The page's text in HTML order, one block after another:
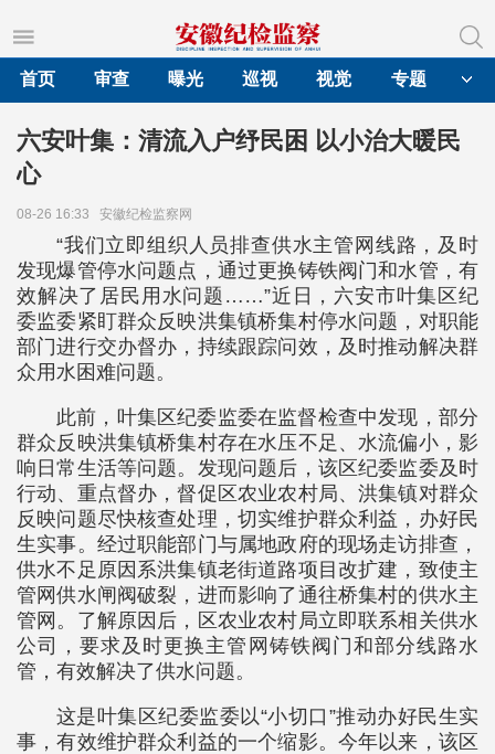
首页
审查 曝光 巡视 视觉 专题
六安叶集：清流入户纾民困 以小治大暖民
心
08-26 16:33 安徽纪检监察网
“我们立即组织人员排查供水主管网线路，及时
发现爆管停水问题点，通过更换铸铁阀门和水管，有
效解决了居民用水问题……”近日，六安市叶集区纪
委监委紧盯群众反映洪集镇桥集村停水问题，对职能
部门进行交办督办，持续跟踪问效，及时推动解决群
众用水困难问题。
此前，叶集区纪委监委在监督检查中发现，部分
群众反映洪集镇桥集村存在水压不足、水流偏小，影
响日常生活等问题。发现问题后，该区纪委监委及时
行动、重点督办，督促区农业农村局、洪集镇对群众
反映问题尽快核查处理，切实维护群众利益，办好民
生实事。经过职能部门与属地政府的现场走访排查，
供水不足原因系洪集镇老街道路项目改扩建，致使主
管网供水闸阀破裂，进而影响了通往桥集村的供水主
管网。了解原因后，区农业农村局立即联系相关供水
公司，要求及时更换主管网铸铁阀门和部分线路水
管，有效解决了供水问题。
这是叶集区纪委监委以“小切口”推动办好民生实
事，有效维护群众利益的一个缩影。今年以来，该区